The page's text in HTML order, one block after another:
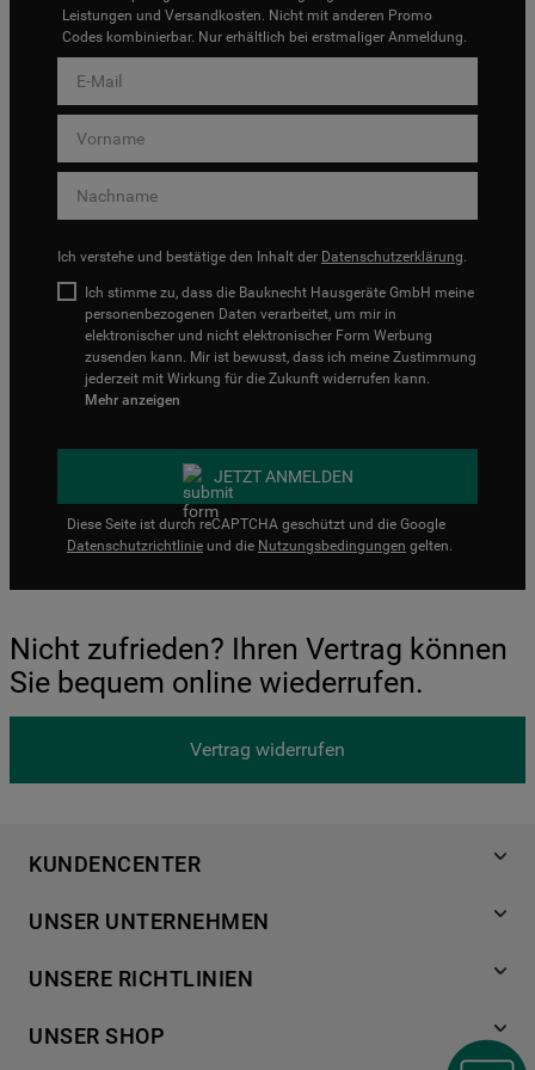
Leistungen und Versandkosten. Nicht mit anderen Promo
Codes kombinierbar. Nur erhältlich bei erstmaliger Anmeldung.
Ich verstehe und bestätige den Inhalt der Datenschutzerklärung.
Ich stimme zu, dass die Bauknecht Hausgeräte GmbH meine
personenbezogenen Daten verarbeitet, um mir in
elektronischer und nicht elektronischer Form Werbung
zusenden kann. Mir ist bewusst, dass ich meine Zustimmung
jederzeit mit Wirkung für die Zukunft widerrufen kann.
Mehr anzeigen
JETZT ANMELDEN
Diese Seite ist durch reCAPTCHA geschützt und die Google
Datenschutzrichtlinie und die Nutzungsbedingungen gelten.
Nicht zufrieden? Ihren Vertrag können
Sie bequem online wiederrufen.
Vertrag widerrufen
KUNDENCENTER
Händlersuche
Häufige Fragen
Kontakt
UNSER UNTERNEHMEN
Für Händler
Karriere
UNSERE RICHTLINIEN
Cookies
UNSER SHOP